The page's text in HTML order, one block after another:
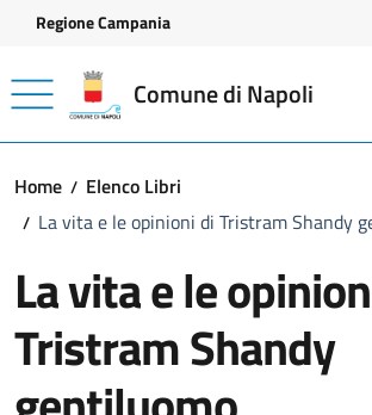
Vai ai contenuti
Vai al footer
Regione Campania
Comune di Napoli
Home
Elenco Libri
La vita e le opinioni di Tristram Shandy
La vita e le
Tristram Shandy